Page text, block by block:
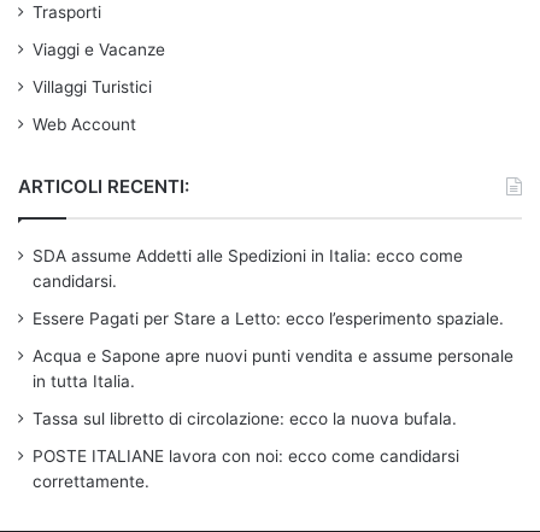
Trasporti
Viaggi e Vacanze
Villaggi Turistici
Web Account
ARTICOLI RECENTI:
SDA assume Addetti alle Spedizioni in Italia: ecco come
candidarsi.
Essere Pagati per Stare a Letto: ecco l’esperimento spaziale.
Acqua e Sapone apre nuovi punti vendita e assume personale
in tutta Italia.
Tassa sul libretto di circolazione: ecco la nuova bufala.
POSTE ITALIANE lavora con noi: ecco come candidarsi
correttamente.